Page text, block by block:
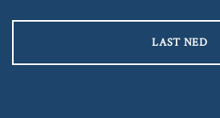
LAST NED